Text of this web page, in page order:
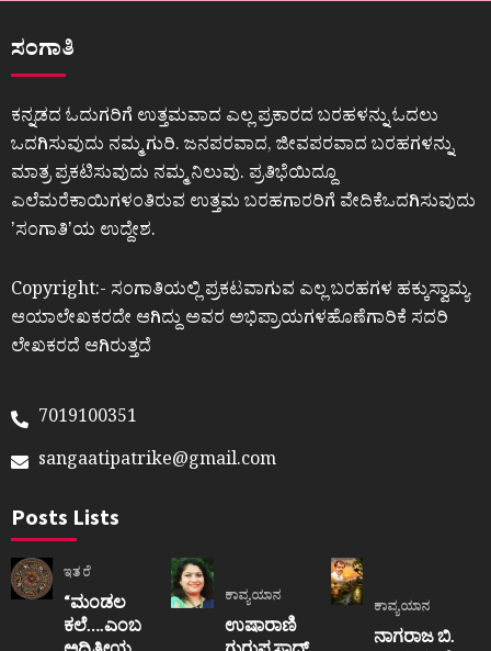
ಸಂಗಾತಿ
ಕನ್ನಡದ ಓದುಗರಿಗೆ ಉತ್ತಮವಾದ ಎಲ್ಲ ಪ್ರಕಾರದ ಬರಹಳನ್ನು ಓದಲು
ಒದಗಿಸುವುದು ನಮ್ಮ ಗುರಿ. ಜನಪರವಾದ, ಜೀವಪರವಾದ ಬರಹಗಳನ್ನು
ಮಾತ್ರ ಪ್ರಕಟಿಸುವುದು ನಮ್ಮ ನಿಲುವು. ಪ್ರತಿಭೆಯಿದ್ದೂ
ಎಲೆಮರೆಕಾಯಿಗಳಂತಿರುವ ಉತ್ತಮ ಬರಹಗಾರರಿಗೆ ವೇದಿಕೆಒದಗಿಸುವುದು
ʼಸಂಗಾತಿʼಯ ಉದ್ದೇಶ.
Copyright:- ಸಂಗಾತಿಯಲ್ಲಿ ಪ್ರಕಟವಾಗುವ ಎಲ್ಲ ಬರಹಗಳ ಹಕ್ಕುಸ್ವಾಮ್ಯ
ಆಯಾಲೇಖಕರದೇ ಆಗಿದ್ದು ಅವರ ಅಭಿಪ್ರಾಯಗಳಹೊಣೆಗಾರಿಕೆ ಸದರಿ
ಲೇಖಕರದೆ ಆಗಿರುತ್ತದೆ
7019100351
sangaatipatrike@gmail.com
Posts Lists
ಇತರೆ
“ಮಂಡಲ
ಕಲೆ….ಎಂಬ
ಅದ್ವಿತೀಯ
ಕಾವ್ಯಯಾನ
ಉಷಾರಾಣಿ
ಗುರುಪ್ರಸಾದ್
ಕಾವ್ಯಯಾನ
ನಾಗರಾಜ ಬಿ.